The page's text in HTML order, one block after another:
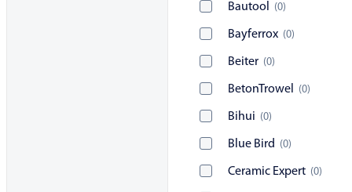
Bautool (0)
Bayferrox (0)
Beiter (0)
BetonTrowel (0)
Bihui (0)
Blue Bird (0)
Ceramic Expert (0)